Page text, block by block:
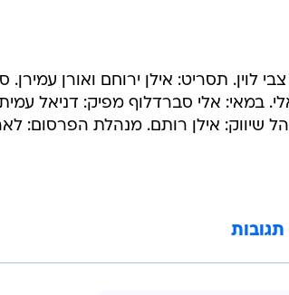
לוין. תסריט: אילן ירוחם ואורן עמירן.
במאי: אלי סברדלוף מפיק: דניאל
שיווק: אילן רותם. מנהלת הפרסום: